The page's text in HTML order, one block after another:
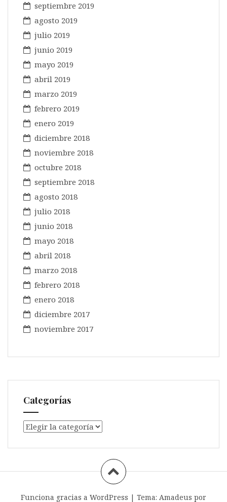
septiembre 2019
agosto 2019
julio 2019
junio 2019
mayo 2019
abril 2019
marzo 2019
febrero 2019
enero 2019
diciembre 2018
noviembre 2018
octubre 2018
septiembre 2018
agosto 2018
julio 2018
junio 2018
mayo 2018
abril 2018
marzo 2018
febrero 2018
enero 2018
diciembre 2017
noviembre 2017
Categorías
Categorías
Funciona gracias a WordPress | Tema: Amadeus por